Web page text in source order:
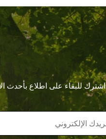
اشترك للبقاء على اطلاع بأحدث